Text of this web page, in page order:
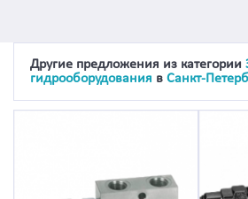
Другие предложения из категории
гидрооборудования в Санкт-